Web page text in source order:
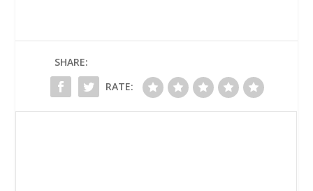
SHARE:
RATE: